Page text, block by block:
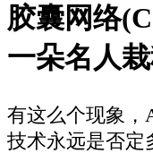
胶囊网络
一朵名人
有这么个现象
技术永远是否定